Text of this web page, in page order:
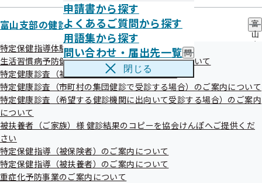
申請書から探す
よくあるご質問から探す
用語集から探す
問い合わせ・届出先一覧 問
い
わ
せ
・
出
閉じる
富山支部の健診・保健指導のご案内
富
山
診
・
指
特定保健指導体験レポート
生活習慣病予防健診等（被保険者の方の健診）について
特定健康診査（被扶養者の方の健診）について
特定健康診査（市町村の集団健診で受診する場合）のご案内について
特定健康診査（希望する健診機関に出向いて受診する場合）のご案内
について
被扶養者（ご家族）様 健診結果のコピーを協会けんぽへご提供くだ
さい
特定保健指導（被保険者）のご案内について
特定保健指導（被扶養者）のご案内について
重症化予防事業のご案内について
協会けんぽの申請書は郵送でご提
出いただけます
令和08年02月01日
相談窓口は混雑状況によりお待ちいただく場合がありますの
で、恐れ入りますが、郵送によるお手続きをご利用くださ
い。
なお、資格確認書や限度額認定証は窓口で交付できませんの
であらかじめご了承ください。